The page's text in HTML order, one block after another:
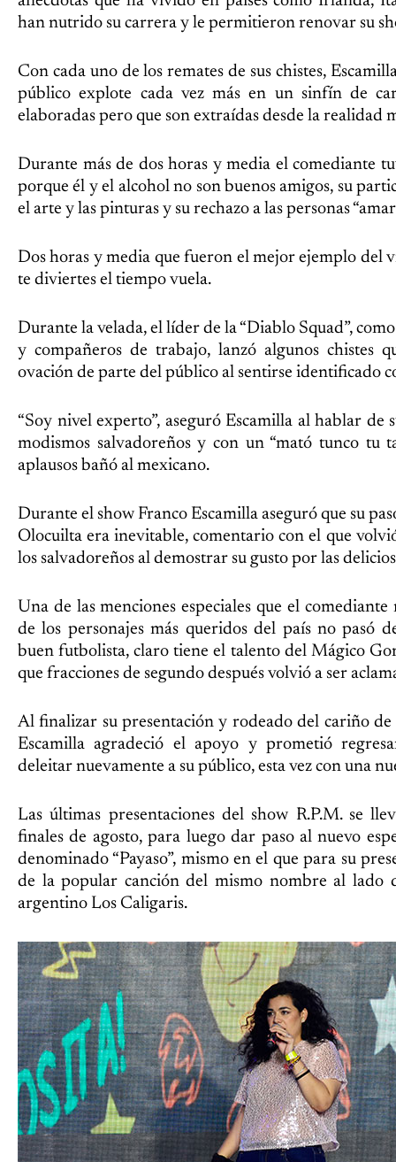
han nutrido su carrera y le permitieron renovar su
Con cada uno de los remates de sus chistes,
público explote cada vez más en un sinfín de
elaboradas pero que son extraídas desde la realidad
Durante más de dos horas y media el comediante
porque él y el alcohol no son buenos amigos, su
el arte y las pinturas y su rechazo a las personas
Dos horas y media que fueron el mejor ejemplo del
te diviertes el tiempo vuela.
Durante la velada, el líder de la “Diablo Squad”, como
y compañeros de trabajo, lanzó algunos chistes
ovación de parte del público al sentirse identificado
“Soy nivel experto”, aseguró Escamilla al hablar de
modismos salvadoreños y con un “mató tunco tu
aplausos bañó al mexicano.
Durante el show Franco Escamilla aseguró que su
Olocuilta era inevitable, comentario con el que
los salvadoreños al demostrar su gusto por las
Una de las menciones especiales que el
de los personajes más queridos del país no pasó
buen futbolista, claro tiene el talento del Mágico
que fracciones de segundo después volvió a ser
Al finalizar su presentación y rodeado del cariño de
Escamilla agradeció el apoyo y prometió
deleitar nuevamente a su público, esta vez con una
Las últimas presentaciones del show R.P.M. se
finales de agosto, para luego dar paso al nuevo
denominado “Payaso”, mismo en el que para su
de la popular canción del mismo nombre al lado
argentino Los Caligaris.